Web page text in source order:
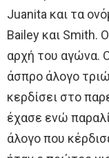
Juanita και τα
Bailey και Smith.
αρχή του αγώνα.
άσπρο άλογο
κερδίσει στο
έχασε ενώ
άλογο που